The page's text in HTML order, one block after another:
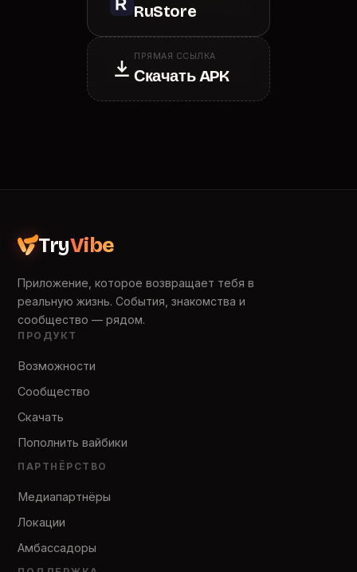
RuStore
ПРЯМАЯ ССЫЛКА
Скачать APK
TryVibe
Приложение, которое возвращает тебя в
реальную жизнь. События, знакомства и
сообщество — рядом.
ПРОДУКТ
Возможности
Сообщество
Скачать
Пополнить вайбики
ПАРТНЁРСТВО
Медиапартнёры
Локации
Амбассадоры